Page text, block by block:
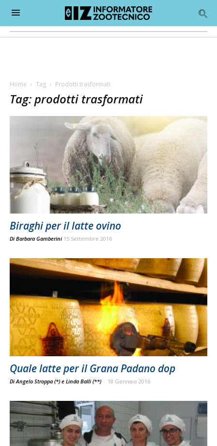
Home Tag Prodotti trasformati
Tag: prodotti trasformati
Biraghi per il latte ovino
Di Barbara Gamberini 15 Settembre 2016
Quale latte per il Grana Padano dop
Di Angelo Stroppa (*) e Linda Balli (**) - 18 Gennaio 2016